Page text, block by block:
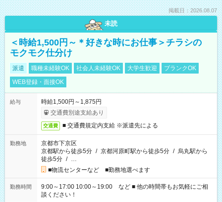
掲載日：2026.08.07
未読
＜時給1,500円～＊好きな時にお仕事＞チラシの
モクモク仕分け
派遣 職種未経験OK 社会人未経験OK 大学生歓迎
ブランクOK
WEB登録・面接OK
給与
時給1,500円～1,875円
交通費別途支給あり
交通費 ■ 交通費規定内支給 ※派遣先による
勤務地
京都市下京区
京都駅から徒歩5分 / 京都河原町駅から徒歩5分 / 烏丸駅から
徒歩5分 / …
■物流センターなど ■勤務地選べます
勤務時間
9:00～17:00 10:00～19:00 など ■ 他の時間帯もお気軽にご相
談ください！